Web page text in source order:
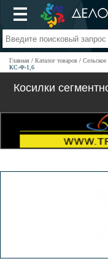
Главная Каталог товаров Сельское
КС-Ф-1,6
Косилки